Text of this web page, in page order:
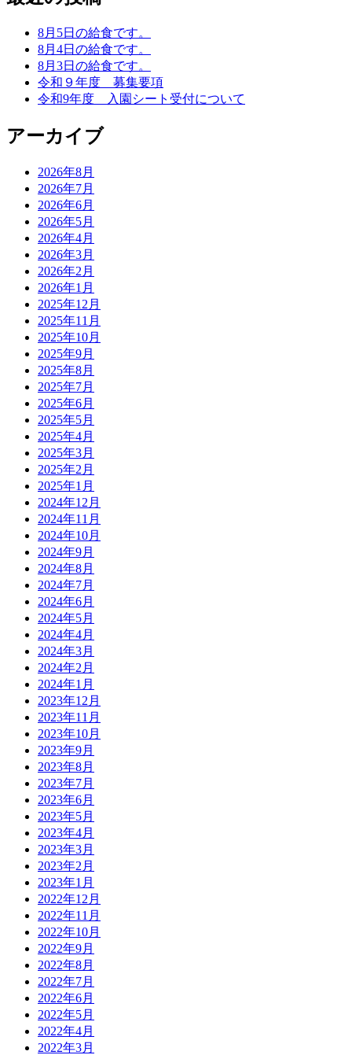
8月5日の給食です。
8月4日の給食です。
8月3日の給食です。
令和９年度 募集要項
令和9年度 入園シート受付について
アーカイブ
2026年8月
2026年7月
2026年6月
2026年5月
2026年4月
2026年3月
2026年2月
2026年1月
2025年12月
2025年11月
2025年10月
2025年9月
2025年8月
2025年7月
2025年6月
2025年5月
2025年4月
2025年3月
2025年2月
2025年1月
2024年12月
2024年11月
2024年10月
2024年9月
2024年8月
2024年7月
2024年6月
2024年5月
2024年4月
2024年3月
2024年2月
2024年1月
2023年12月
2023年11月
2023年10月
2023年9月
2023年8月
2023年7月
2023年6月
2023年5月
2023年4月
2023年3月
2023年2月
2023年1月
2022年12月
2022年11月
2022年10月
2022年9月
2022年8月
2022年7月
2022年6月
2022年5月
2022年4月
2022年3月